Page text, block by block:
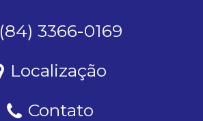
(84) 3366-0169
Localização
Contato